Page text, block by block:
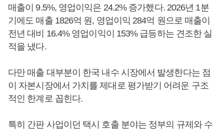
매출이 9.5%, 영업이익은 24.2% 증가했다. 2026년 1분
기에도 매출 1826억 원, 영업이익 284억 원으로 매출이
전년 대비 16.4% 영업이익이 153% 급등하는 견조한 실
적을 냈다.
다만 매출 대부분이 한국 내수 시장에서 발생한다는 점
이 자본시장에서 가치를 제대로 평가받기 어려운 구조
적인 한계로 꼽힌다.
특히 간판 사업이던 택시 호출 분야는 정부의 규제와 수